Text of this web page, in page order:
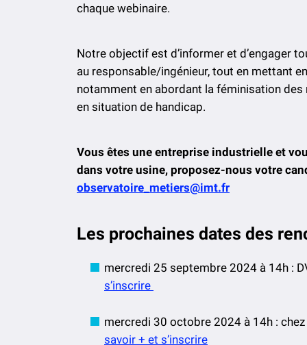
chaque webinaire.
Notre objectif est d’informer et d’engager
au responsable/ingénieur, tout en mettant
notamment en abordant la féminisation des
en situation de handicap.
Vous êtes une entreprise industrielle et
dans votre usine, proposez-nous votre
observatoire_metiers@imt.fr
Les prochaines dates des
mercredi 25 septembre 2024 à 14h :
s’inscrire
mercredi 30 octobre 2024 à 14h :
savoir + et s’inscrire